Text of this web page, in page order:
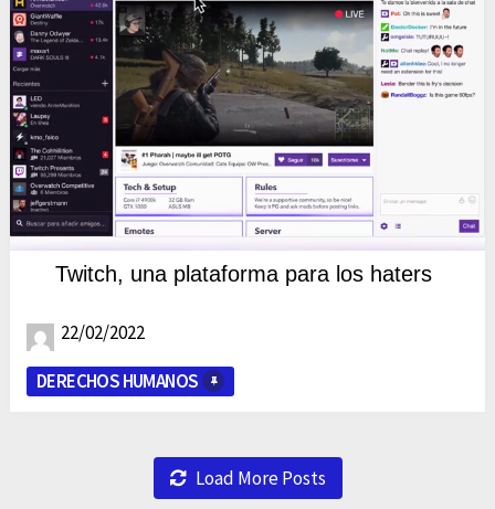
Twitch, una plataforma para los haters
22/02/2022
DERECHOS HUMANOS
Load More Posts